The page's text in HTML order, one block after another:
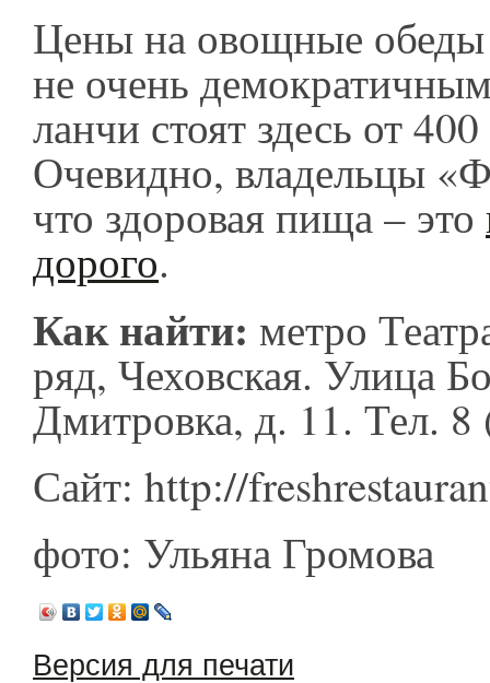
Цены на овощные обеды
не очень
ланчи стоят здесь от
Очевидно, владельцы
что здоровая пища – это
дорого.
Как найти: метро
ряд, Чеховская. Улица
Дмитровка, д. 11. Тел.
Сайт: http://
фото: Ульяна Громова
Версия для печати